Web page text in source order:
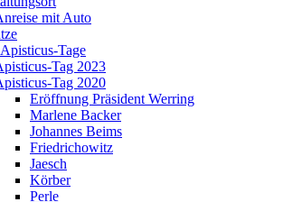
mit Auto
Tage
Tag 2023
Tag 2020
Eröffnung Präsident Werring
Marlene Backer
Johannes Beims
Friedrichowitz
Jaesch
Körber
Perle